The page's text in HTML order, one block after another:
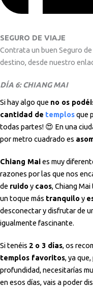
SEGURO DE VIAJE
Contrata un buen Seguro
destino, desde nuestro
DÍA 6: CHIANG MAI
Si hay algo que no os
cantidad de templosque
todas partes! 😍 En una
por metro cuadrado es
Chiang Maies muy
razones por las que nos
de ruidoy caos, Chiang
un toque más tranquiloy
desconectar y disfrutar de
igualmente fascinante.
Si tenéis 2 o 3 días, os
templos favoritos, ya
profundidad, necesitarías
en esos días, vais a poder